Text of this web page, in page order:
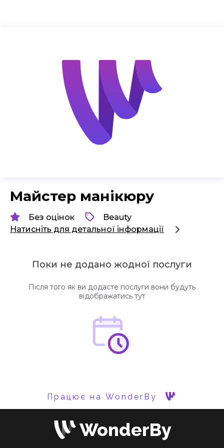
Майстер манікюру
Без оцінок
Beauty
Натисніть для детальної інформації
Поки не додано жодної послуги
Після того як ви додасте послуги вони будуть
відображатись тут
Працює на WonderBy
WonderBy